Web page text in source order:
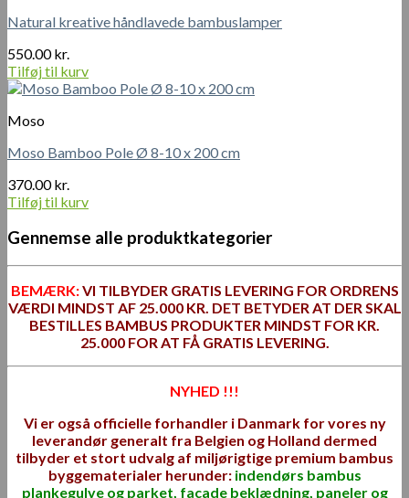
Natural kreative håndlavede bambuslamper
550.00kr.
Tilføj til kurv
Moso
Moso Bamboo Pole Ø 8-10 x 200 cm
370.00kr.
Tilføj til kurv
Gennemse alle produktkategorier
BEMÆRK:VI TILBYDER GRATIS LEVERING FOR ORDRENS
VÆRDI MINDST AF 25.000 KR. DET BETYDER AT DER SKAL
BESTILLES BAMBUS PRODUKTER MINDST FOR KR.
25.000 FOR AT FÅ GRATIS LEVERING.
NYHED !!!
Vi er også officielle forhandler i Danmark for vores ny
leverandør generalt fra Belgien og Holland dermed
tilbyder et stort udvalg af miljørigtige premium bambus
byggematerialer herunder: indendørs bambus
plankegulve og parket, facade beklædning, paneler og